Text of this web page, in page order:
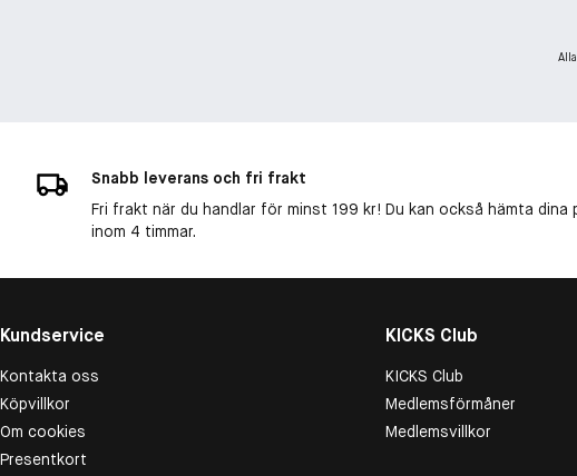
Snabb leverans och fri frakt
Fri frakt när du handlar för minst 199 kr! Du kan också hämta dina
inom 4 timmar.
Kundservice
Kontakta oss
Köpvillkor
Om cookies
Presentkort
KICKS Club
KICKS Club
Medlemsförmåner
Medlemsvillkor